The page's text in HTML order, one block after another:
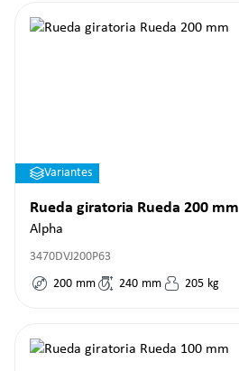
Variantes
Rueda giratoria Rueda 200 mm
Alpha
3470DVJ200P63
200 mm 240 mm 205 kg